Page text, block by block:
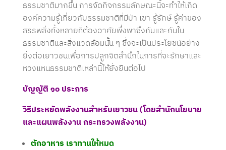
ธรรมชาติมากขึ้น การจัดกิจกรรมลักษณะนี้จะทำให้เกิด
องค์ความรู้เกี่ยวกับธรรมชาติที่มีป่า เขา รู้รักษ์ รู้ค่าของ
สรรพสิ่งทั้งหลายที่ต้องอาศัยพึ่งพาซึ่งกันและกันใน
ธรรมชาติและสิ่งแวดล้อมนั้น ๆ ซึ่งจะเป็นประโยชน์อย่าง
ยิ่งต่อเยาวชนเพื่อการปลูกจิตสำนึกในการที่จะรักษาและ
หวงแหนธรรมชาติเหล่านี้ให้ยั่งยืนต่อไป
บัญญัติ ๑๐ประการ
วิธีประหยัดพลังงานสำหรับเยาวชน (โดยสำนักนโยบาย
และแผนพลังงาน กระทรวงพลังงาน)
ตักอาหาร เราทานให้หมด